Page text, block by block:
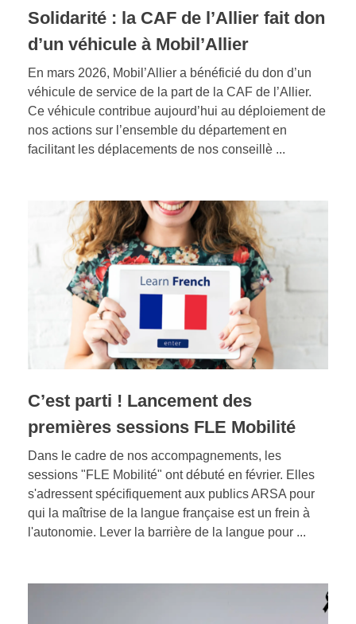
Solidarité : la CAF de l’Allier fait don
d’un véhicule à Mobil’Allier
En mars 2026, Mobil’Allier a bénéficié du don d’un
véhicule de service de la part de la CAF de l’Allier.
Ce véhicule contribue aujourd’hui au déploiement de
nos actions sur l’ensemble du département en
facilitant les déplacements de nos conseillè ...
C’est parti ! Lancement des
premières sessions FLE Mobilité
Dans le cadre de nos accompagnements, les
sessions "FLE Mobilité" ont débuté en février. Elles
s'adressent spécifiquement aux publics ARSA pour
qui la maîtrise de la langue française est un frein à
l'autonomie. Lever la barrière de la langue pour ...